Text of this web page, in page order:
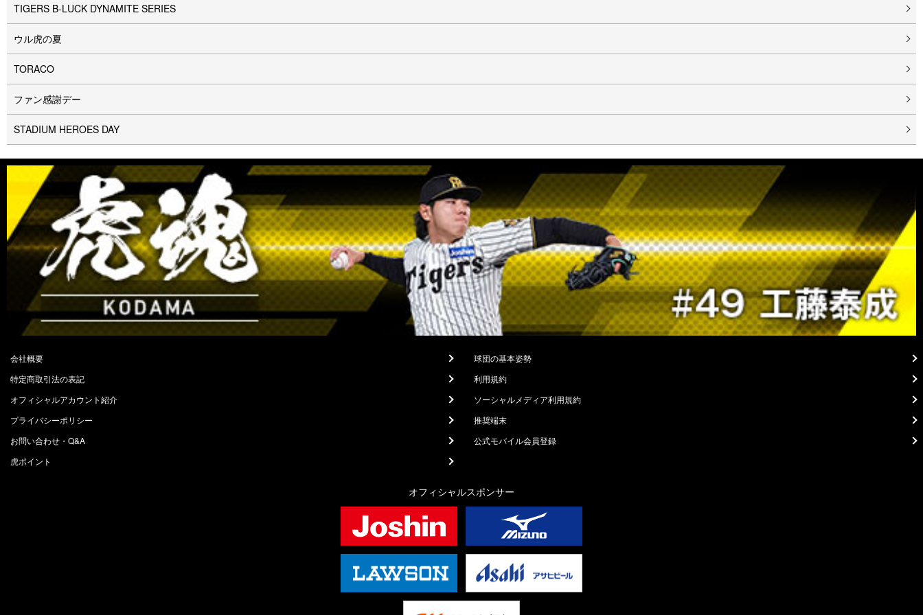
TIGERS B-LUCK DYNAMITE SERIES
ウル⻁の夏
TORACO
ファン感謝デー
STADIUM HEROES DAY
会社概要
球団の基本姿勢
特定商取引法の表記
利用規約
オフィシャルアカウント紹介
ソーシャルメディア利用規約
プライバシーポリシー
推奨端末
お問い合わせ・Q&A
公式モバイル会員登録
虎ポイント
オフィシャルスポンサー